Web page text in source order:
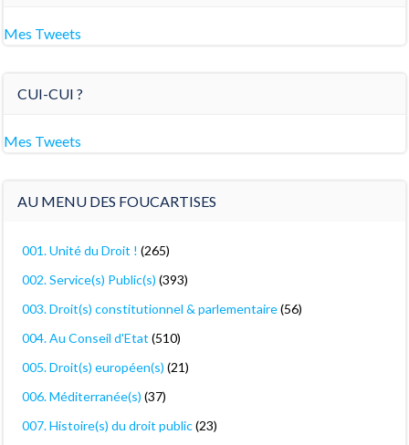
Mes Tweets
CUI-CUI ?
Mes Tweets
AU MENU DES FOUCARTISES
001. Unité du Droit ! (265)
002. Service(s) Public(s) (393)
003. Droit(s) constitutionnel & parlementaire(56)
004. Au Conseil d'Etat (510)
005. Droit(s) européen(s) (21)
006. Méditerranée(s) (37)
007. Histoire(s) du droit public(23)